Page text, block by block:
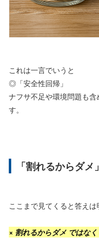
これは一言でいうと
◎「安全性回帰」
ナフサ不足や環境問題も
す。
「割れるからダメ
ここまで見てくると答えは
× 割れるからダメ ではな